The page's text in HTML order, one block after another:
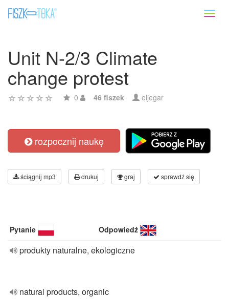
Unit N-2/3 Climate
change protest
0 46 fiszek eljegar
rozpocznij naukę
ściągnij mp3 drukuj graj sprawdź się
Pytanie Odpowiedź
produkty naturalne, ekologiczne
natural products, organic